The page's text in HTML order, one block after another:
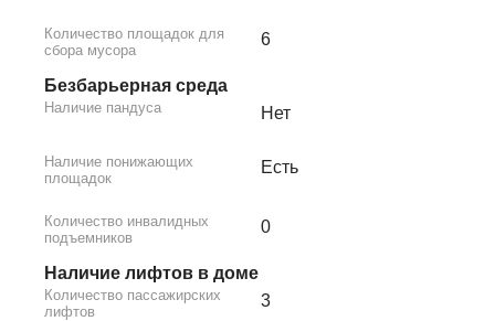
Количество площадок для
сбора мусора
6
Безбарьерная среда
Наличие пандуса Нет
Наличие понижающих
площадок
Есть
Количество инвалидных
подъемников
0
Наличие лифтов в доме
Количество пассажирских
лифтов
3